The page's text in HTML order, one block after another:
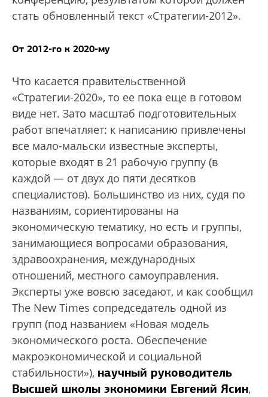
стать обновленный текст «Стратегии-2012».
От 2012-го к 2020-му
Что касается правительственной
«Стратегии-2020», то ее пока еще в готовом
виде нет. Зато масштаб подготовительных
работ впечатляет: к написанию привлечены
все мало-мальски известные эксперты,
которые входят в 21 рабочую группу (в
каждой — от двух до пяти десятков
специалистов). Большинство из них, судя по
названиям, сориентированы на
экономическую тематику, но есть и группы,
занимающиеся вопросами образования,
здравоохранения, международных
отношений, местного самоуправления.
Эксперты уже вовсю заседают, и как сообщил
The New Times сопредседатель одной из
групп (под названием «Новая модель
экономического роста. Обеспечение
макроэкономической и социальной
стабильности»), научный руководитель
Высшей школы экономики Евгений Ясин,